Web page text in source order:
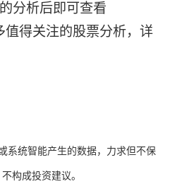
分析后即可查看
值得关注的股票分析，详
系统智能产生的数据，力求但不保
构成投资建议。